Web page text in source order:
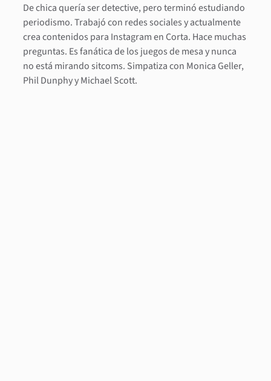
De chica quería ser detective, pero terminó estudiando
periodismo. Trabajó con redes sociales y actualmente
crea contenidos para Instagram en Corta. Hace muchas
preguntas. Es fanática de los juegos de mesa y nunca
no está mirando sitcoms. Simpatiza con Monica Geller,
Phil Dunphy y Michael Scott.